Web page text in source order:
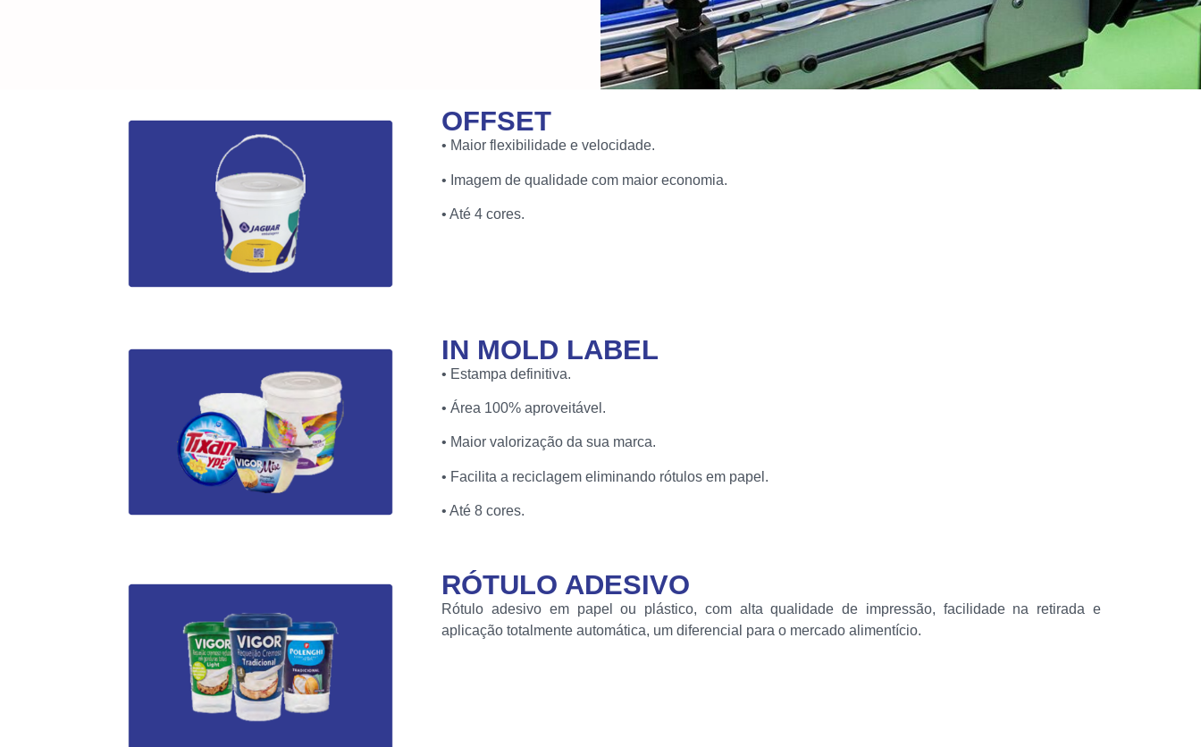
OFFSET
• Maior flexibilidade e velocidade.
• Imagem de qualidade com maior economia.
• Até 4 cores.
IN MOLD LABEL​
• Estampa definitiva.
• Área 100% aproveitável.
• Maior valorização da sua marca.
• Facilita a reciclagem eliminando rótulos em papel.
• Até 8 cores.
RÓTULO ADESIVO
Rótulo adesivo em papel ou plástico, com alta qualidade de impressão, facilidade na retirada e
aplicação totalmente automática, um diferencial para o mercado alimentício.